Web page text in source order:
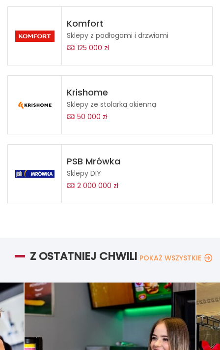
Komfort
Sklepy z podłogami i drzwiami
125 000 zł
Krishome
Sklepy ze stolarką okienną
50 000 zł
PSB Mrówka
Sklepy DIY
2 000 000 zł
Z OSTATNIEJ CHWILI POKAŻ WSZYSTKIE